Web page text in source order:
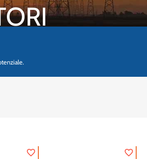
favorite_border favorite_border